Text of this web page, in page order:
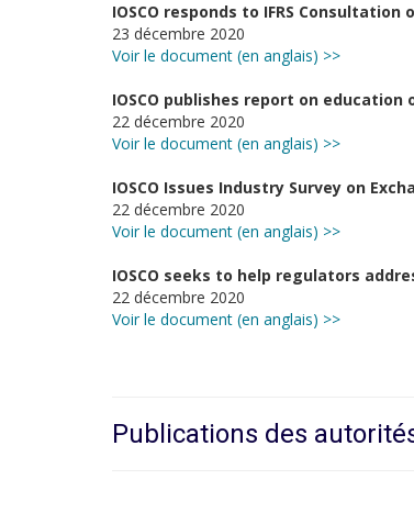
IOSCO responds to IFRS
23 décembre 2020
Voir le document (en anglais) >>
IOSCO publishes report on
22 décembre 2020
Voir le document (en anglais) >>
IOSCO Issues Industry Survey on
22 décembre 2020
Voir le document (en anglais) >>
IOSCO seeks to help regulators
22 décembre 2020
Voir le document (en anglais) >>
Publications des